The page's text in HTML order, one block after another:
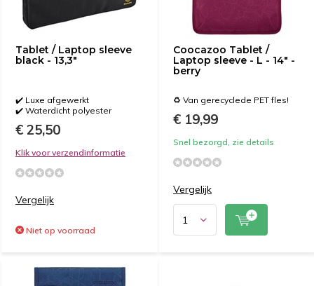
Tablet / Laptop sleeve
black - 13,3"
✔️ Luxe afgewerkt
✔️ Waterdicht polyester
€ 25,50
Klik voor verzendinformatie
Vergelijk
Niet op voorraad
Coocazoo Tablet /
Laptop sleeve - L - 14" -
berry
♻️ Van gerecyclede PET fles!
€ 19,99
Snel bezorgd, zie details
Vergelijk